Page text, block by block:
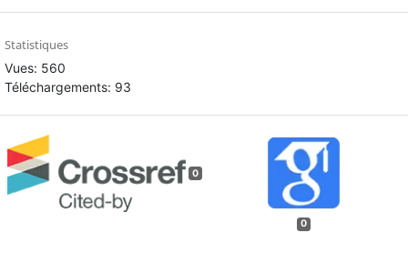
Statistiques
Vues: 560
Téléchargements: 93
0
0